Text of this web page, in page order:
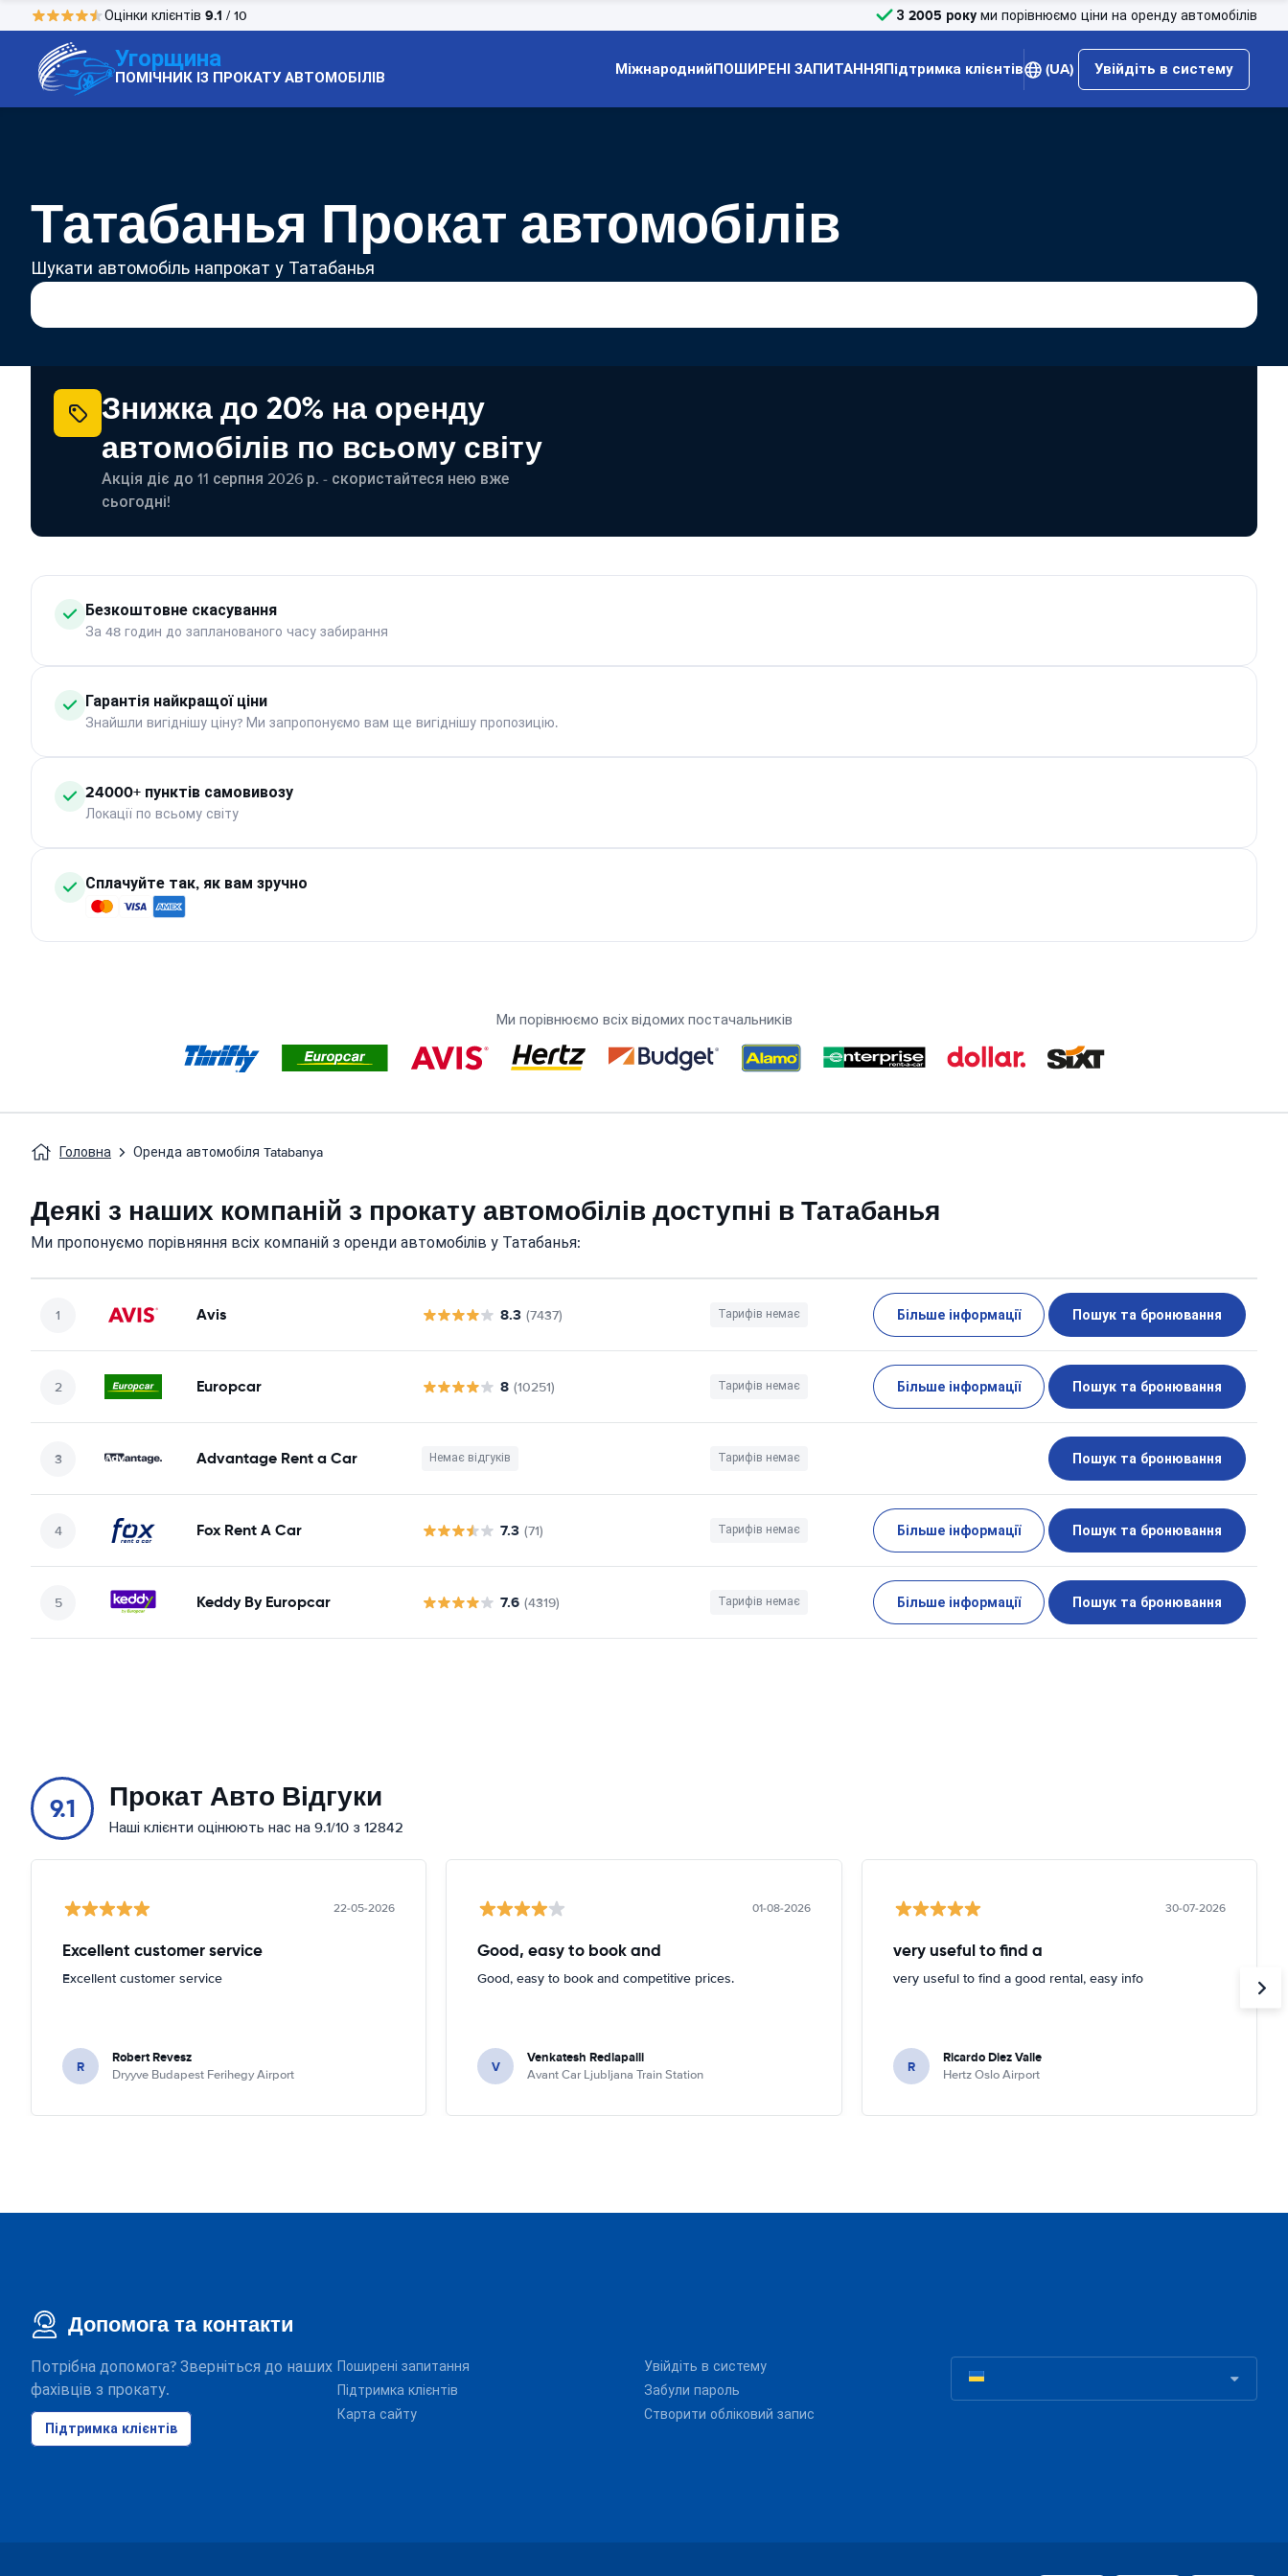
Оцінки клієнтів 9.1 / 10 З 2005 року ми порівнюємо ціни на оренду автомобілів
Угорщина
ПОМІЧНИК ІЗ ПРОКАТУ АВТОМОБІЛІВ МіжнароднийПОШИРЕНІ ЗАПИТАННЯПідтримка клієнтів (UA) Увійдіть в систему
Татабанья Прокат автомобілів
Шукати автомобіль напрокат у Татабанья
Знижка до 20% на оренду
автомобілів по всьому світу
Акція діє до 11 серпня 2026 р. - скористайтеся нею вже
сьогодні!
Безкоштовне скасування
За 48 годин до запланованого часу забирання
Гарантія найкращої ціни
Знайшли вигіднішу ціну? Ми запропонуємо вам ще вигіднішу пропозицію.
24000+ пунктів самовивозу
Локації по всьому світу
Сплачуйте так, як вам зручно
Ми порівнюємо всіх відомих постачальників
Головна Оренда автомобіля Tatabanya
Деякі з наших компаній з прокату автомобілів доступні в Татабанья
Ми пропонуємо порівняння всіх компаній з оренди автомобілів у Татабанья:
Avis 8.3 (7437) Тарифів немає Більше інформації Пошук та бронювання
Europcar 8 (10251) Тарифів немає Більше інформації Пошук та бронювання
Advantage Rent a Car Немає відгуків Тарифів немає Пошук та бронювання
Fox Rent A Car 7.3 (71) Тарифів немає Більше інформації Пошук та бронювання
Keddy By Europcar 7.6 (4319) Тарифів немає Більше інформації Пошук та бронювання
9.1 Прокат Авто Відгуки
Наші клієнти оцінюють нас на 9.1/10 з 12842
22-05-2026
Excellent customer service
Excellent customer service
R Robert Revesz
Dryyve Budapest Ferihegy Airport
01-08-2026
Good, easy to book and
Good, easy to book and competitive prices.
V Venkatesh Redlapalli
Avant Car Ljubljana Train Station
30-07-2026
very useful to find a
very useful to find a good rental, easy info
R Ricardo Diez Valle
Hertz Oslo Airport
Допомога та контакти
Потрібна допомога? Зверніться до наших
фахівців з прокату.
Підтримка клієнтів
Поширені запитання
Підтримка клієнтів
Карта сайту
Увійдіть в систему
Забули пароль
Створити обліковий запис